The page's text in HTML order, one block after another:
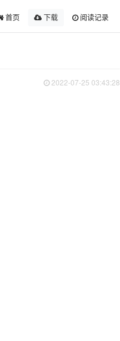
首页 下载 阅读记录
2022-07-25 03:43:28